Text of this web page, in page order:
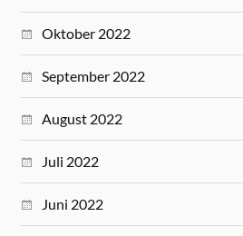
Oktober 2022
September 2022
August 2022
Juli 2022
Juni 2022